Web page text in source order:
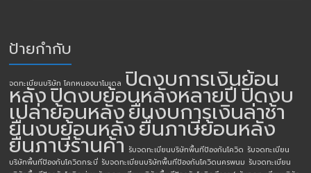
ป้ายกำกับ
จดทะเบียนบริษัท โคกหนองนาโมเดล ปิดงบการเงินย้อน
หลังปิดงบย้อนหลังหลายปีปิดงบ
เปล่าย้อนหลังยื่นงบการเงินล่าช้า
ยื่นงบย้อนหลังยื่นภาษีย้อนหลัง
ยื่นภาษีร้านค้า รับจดทะเบียนบริษัทพื้นทีป้องกันโควิด รับจดทะเบียน
บริษัทพื้นทีป้องกันโควิดกระบี่ รับจดทะเบียนบริษัทพื้นทีป้องกันโควิดนครพนม รับจดทะเบียน